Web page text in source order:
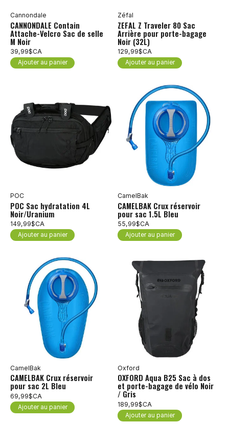
Cannondale
CANNONDALE Contain
Attache-Velcro Sac de selle
M Noir
39,99$CA
Ajouter au panier
Zéfal
ZEFAL Z Traveler 80 Sac
Arrière pour porte-bagage
Noir (32L)
129,99$CA
Ajouter au panier
POC
POC Sac hydratation 4L
Noir/Uranium
149,99$CA
Ajouter au panier
CamelBak
CAMELBAK Crux réservoir
pour sac 1.5L Bleu
55,99$CA
Ajouter au panier
CamelBak
CAMELBAK Crux réservoir
pour sac 2L Bleu
69,99$CA
Ajouter au panier
Oxford
OXFORD Aqua B25 Sac à dos
et porte-bagage de vélo Noir
/ Gris
189,99$CA
Ajouter au panier